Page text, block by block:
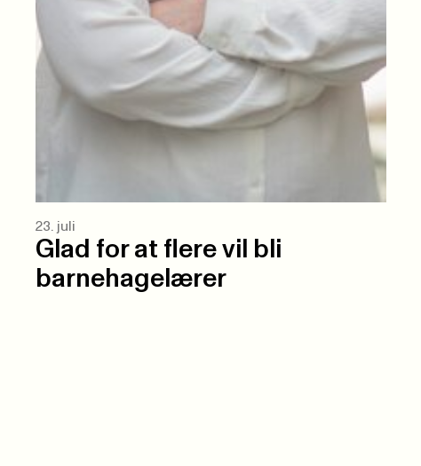
23. juli
Glad for at flere vil bli
barnehagelærer